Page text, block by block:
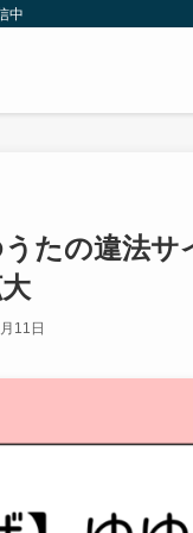
中
うたの違法
11日